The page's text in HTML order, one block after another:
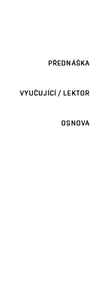
PŘEDNÁŠKA
VYUČUJÍCÍ / LEKTOR
OSNOVA